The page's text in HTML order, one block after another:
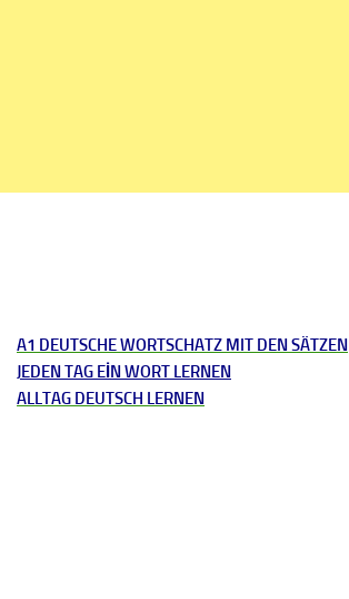
A1 DEUTSCHE WORTSCHATZ MIT DEN SÄTZEN
JEDEN TAG EİN WORT LERNEN
ALLTAG DEUTSCH LERNEN